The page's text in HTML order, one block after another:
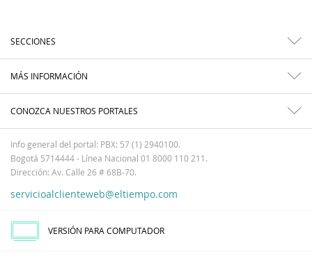
SECCIONES
MÁS INFORMACIÓN
CONOZCA NUESTROS PORTALES
Info general del portal: PBX: 57 (1) 2940100.
Bogotá 5714444 - Línea Nacional 01 8000 110 211.
Dirección: Av. Calle 26 # 68B-70.
servicioalclienteweb@eltiempo.com
VERSIÓN PARA COMPUTADOR